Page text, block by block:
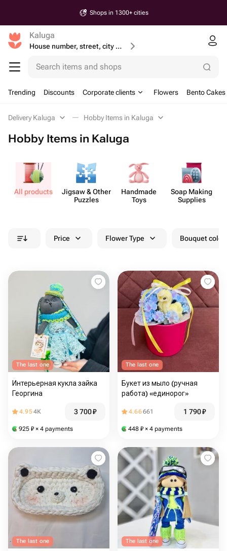
Shops in 1300+ cities
Kaluga
House number, street, city or postcode
Search items and shops
Trending Discounts Corporate clients Flowers Bento Cakes
Delivery Kaluga Hobby Items in Kaluga
Hobby Items in Kaluga
All products
Jigsaw & Other
Puzzles
Handmade
Toys
Soap Making
Supplies
Price Flower Type Bouquet
The last one
Интерьерная кукла зайка
Георгина
4.954K 3 700₽
925 ₽ × 4 payments
The last one
Букет из мыло (ручная
работа) «единорог»
4.66661 1 790₽
448 ₽ × 4 payments
The last one The last one